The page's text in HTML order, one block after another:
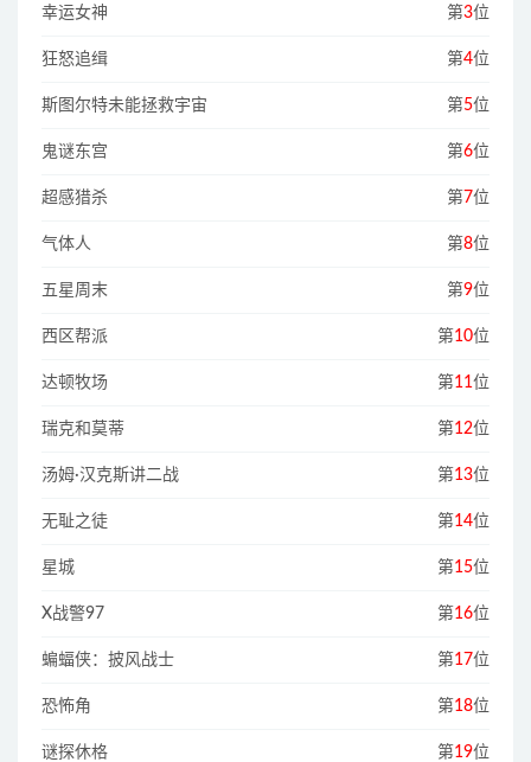
幸运女神 第3位
狂怒追缉 第4位
斯图尔特未能拯救宇宙 第5位
鬼谜东宫 第6位
超感猎杀 第7位
气体人 第8位
五星周末 第9位
西区帮派 第10位
达顿牧场 第11位
瑞克和莫蒂 第12位
汤姆·汉克斯讲二战 第13位
无耻之徒 第14位
星城 第15位
X战警97 第16位
蝙蝠侠：披风战士 第17位
恐怖角 第18位
谜探休格 第19位